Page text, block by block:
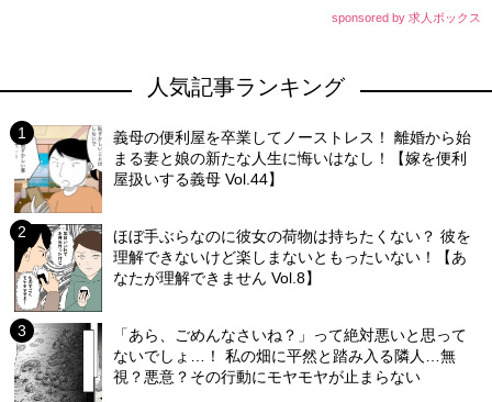
sponsored by 求人ボックス
人気記事ランキング
義母の便利屋を卒業してノーストレス！ 離婚から始
まる妻と娘の新たな人生に悔いはなし！【嫁を便利
屋扱いする義母 Vol.44】
ほぼ手ぶらなのに彼女の荷物は持ちたくない？ 彼を
理解できないけど楽しまないともったいない！【あ
なたが理解できません Vol.8】
「あら、ごめんなさいね？」って絶対悪いと思って
ないでしょ…！ 私の畑に平然と踏み入る隣人…無
視？悪意？その行動にモヤモヤが止まらない